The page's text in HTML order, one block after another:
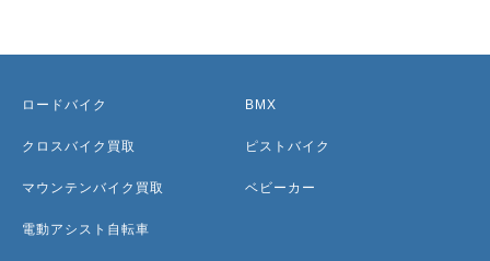
ロードバイク
クロスバイク買取
マウンテンバイク買取
電動アシスト自転車
BMX
ピストバイク
ベビーカー